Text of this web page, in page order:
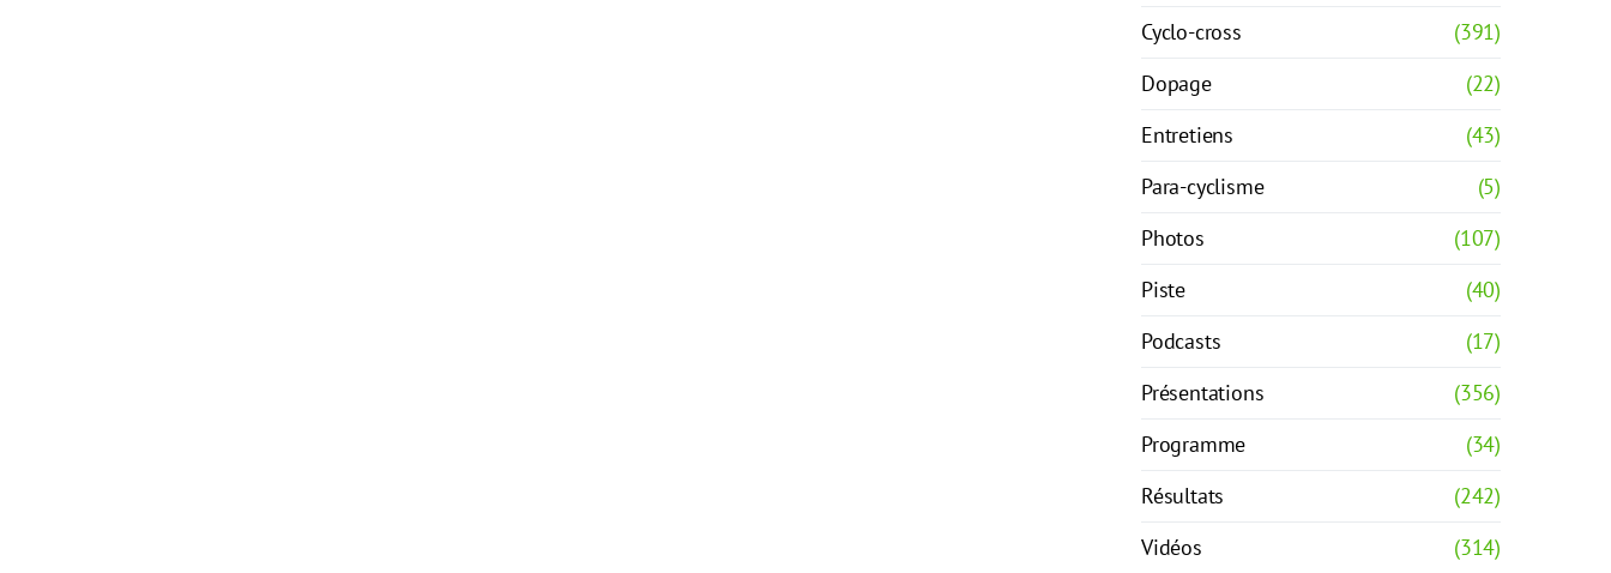
Cyclo-cross
(391)
Dopage
(22)
Entretiens
(43)
Para-cyclisme
(5)
Photos
(107)
Piste
(40)
Podcasts
(17)
Présentations
(356)
Programme
(34)
Résultats
(242)
Vidéos
(314)